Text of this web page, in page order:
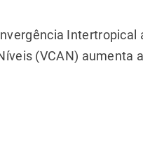
(VCAN) aumenta